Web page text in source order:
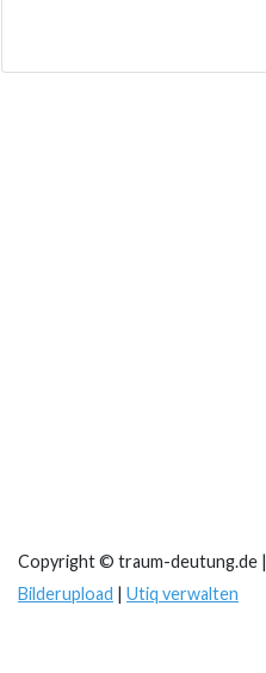
Copyright © traum-deutung.de |
Bilderupload | Utiq verwalten